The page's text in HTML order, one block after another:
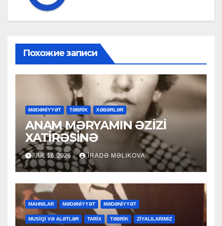
Похожие записи
MƏDƏNİYYƏT TƏBRİK XƏBƏRLƏR
ANAM MƏRYAMIN ƏZİZİ
XATİRƏSİNƏ
JUL 16, 2026 İRADƏ MƏLIKOVA
MAHNILAR MƏDƏNİYYƏT MƏDƏNİYYƏT
MUSİQİ VƏ ALƏTLƏR TARİX TƏBRİK ZİYALILARIMIZ